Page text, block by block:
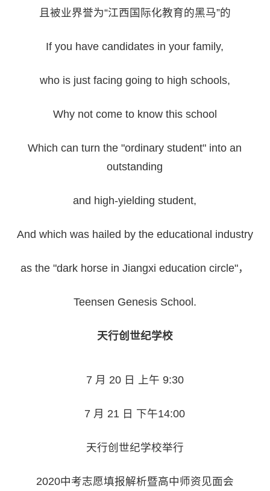
且被业界誉为“江西国际化教育的黑马”的
If you have candidates in your family,
who is just facing going to high schools,
Why not come to know this school
Which can turn the "ordinary student" into an
outstanding
and high-yielding student,
And which was hailed by the educational industry
as the "dark horse in Jiangxi education circle"，
Teensen Genesis School.
天行创世纪学校
7 月 20 日 上午 9:30
7 月 21 日 下午14:00
天行创世纪学校举行
2020中考志愿填报解析暨高中师资见面会